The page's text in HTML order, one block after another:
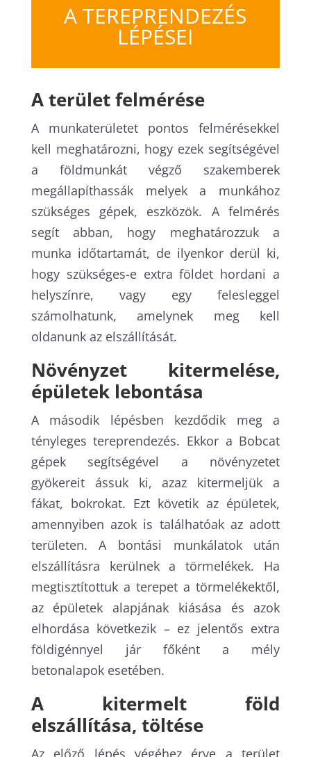
A TEREPRENDEZÉS
LÉPÉSEI
A terület felmérése
A munkaterületet pontos felmérésekkel
kell meghatározni, hogy ezek segítségével
a földmunkát végző szakemberek
megállapíthassák melyek a munkához
szükséges gépek, eszközök. A felmérés
segít abban, hogy meghatározzuk a
munka időtartamát, de ilyenkor derül ki,
hogy szükséges-e extra földet hordani a
helyszínre, vagy egy felesleggel
számolhatunk, amelynek meg kell
oldanunk az elszállítását.
Növényzet kitermelése,
épületek lebontása
A második lépésben kezdődik meg a
tényleges tereprendezés. Ekkor a Bobcat
gépek segítségével a növényzetet
gyökereit ássuk ki, azaz kitermeljük a
fákat, bokrokat. Ezt követik az épületek,
amennyiben azok is találhatóak az adott
területen. A bontási munkálatok után
elszállításra kerülnek a törmelékek. Ha
megtisztítottuk a terepet a törmelékektől,
az épületek alapjának kiásása és azok
elhordása következik – ez jelentős extra
földigénnyel jár főként a mély
betonalapok esetében.
A kitermelt föld
elszállítása, töltése
Az előző lépés végéhez érve a terület